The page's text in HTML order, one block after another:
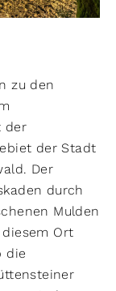
zu den
der
der Stadt
Der
durch
Mulden
Ort
die